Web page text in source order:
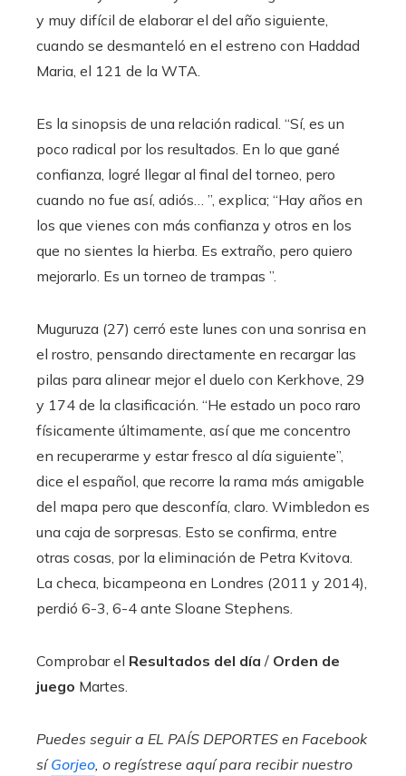
y muy difícil de elaborar el del año siguiente,
cuando se desmanteló en el estreno con Haddad
Maria, el 121 de la WTA.
Es la sinopsis de una relación radical. “Sí, es un
poco radical por los resultados. En lo que gané
confianza, logré llegar al final del torneo, pero
cuando no fue así, adiós… ”, explica; “Hay años en
los que vienes con más confianza y otros en los
que no sientes la hierba. Es extraño, pero quiero
mejorarlo. Es un torneo de trampas ”.
Muguruza (27) cerró este lunes con una sonrisa en
el rostro, pensando directamente en recargar las
pilas para alinear mejor el duelo con Kerkhove, 29
y 174 de la clasificación. “He estado un poco raro
físicamente últimamente, así que me concentro
en recuperarme y estar fresco al día siguiente”,
dice el español, que recorre la rama más amigable
del mapa pero que desconfía, claro. Wimbledon es
una caja de sorpresas. Esto se confirma, entre
otras cosas, por la eliminación de Petra Kvitova.
La checa, bicampeona en Londres (2011 y 2014),
perdió 6-3, 6-4 ante Sloane Stephens.
Comprobar el Resultados del día / Orden de
juego Martes.
Puedes seguir a EL PAÍS DEPORTES en Facebook
síGorjeo, o regístrese aquí para recibirnuestro